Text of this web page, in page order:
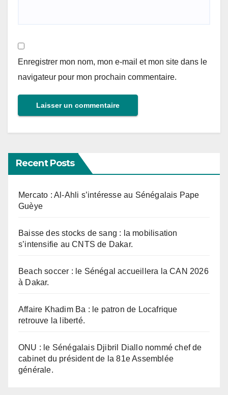
Enregistrer mon nom, mon e-mail et mon site dans le
navigateur pour mon prochain commentaire.
Recent Posts
Mercato : Al-Ahli s’intéresse au Sénégalais Pape
Guèye
Baisse des stocks de sang : la mobilisation
s’intensifie au CNTS de Dakar.
Beach soccer : le Sénégal accueillera la CAN 2026
à Dakar.
Affaire Khadim Ba : le patron de Locafrique
retrouve la liberté.
ONU : le Sénégalais Djibril Diallo nommé chef de
cabinet du président de la 81e Assemblée
générale.